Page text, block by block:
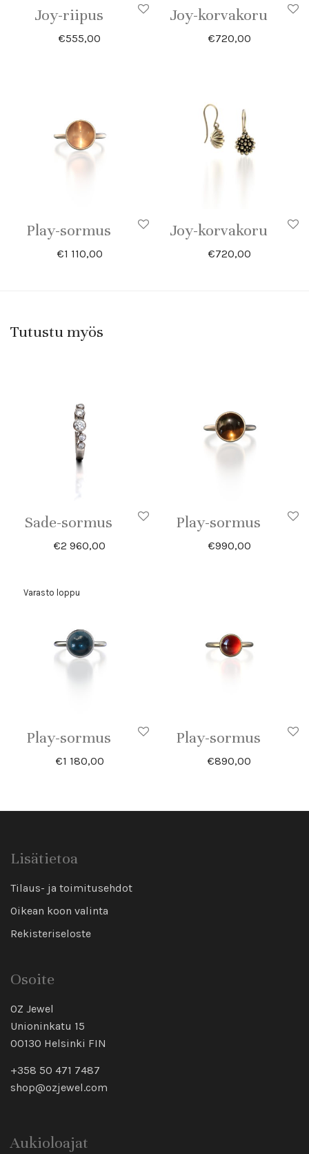
Joy-riipus
€555,00
Joy-korvakoru
€720,00
Play-sormus
€1 110,00
Joy-korvakoru
€720,00
Tutustu myös
Sade-sormus
€2 960,00
Play-sormus
€990,00
Play-sormus
€1 180,00
Play-sormus
€890,00
Lisätietoa
Tilaus- ja toimitusehdot
Oikean koon valinta
Rekisteriseloste
Osoite
OZ Jewel
Unioninkatu 15
00130 Helsinki FIN
+358 50 471 7487
shop@ozjewel.com
Aukioloajat